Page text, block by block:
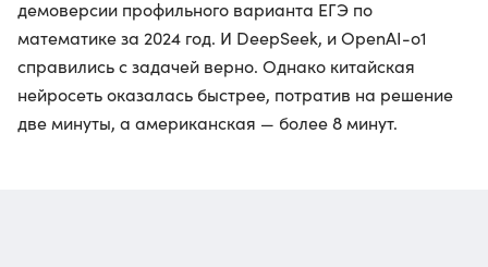
демоверсии профильного варианта ЕГЭ по
математике за 2024 год. И DeepSeek, и OpenAI-o1
справились с задачей верно. Однако китайская
нейросеть оказалась быстрее, потратив на решение
две минуты, а американская — более 8 минут.